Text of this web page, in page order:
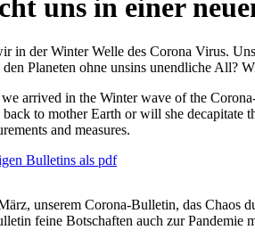
uns in einer
in der Winter Welle des Corona Virus.
Planeten ohne unsins unendliche All?
arrived in the Winter wave of the
to mother Earth or will she decapitate
and measures.
Bulletins als pdf
unserem Corona-Bulletin, das Chaos
feine Botschaften auch zur Pandemie